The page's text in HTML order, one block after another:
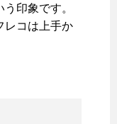
印象です。
レコは上手か